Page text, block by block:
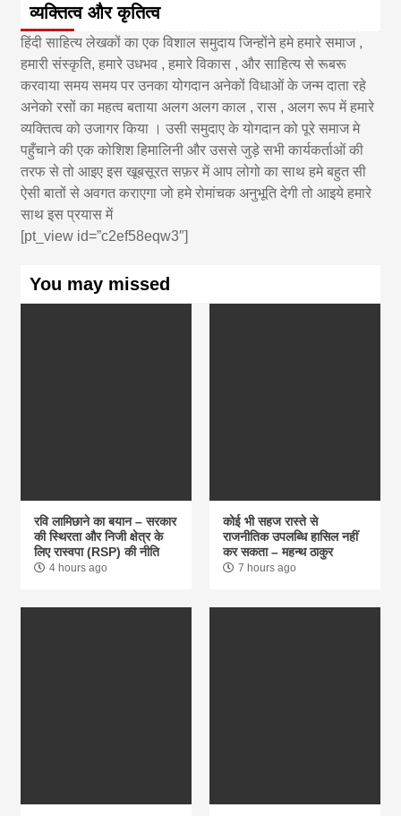
व्यक्तित्व और कृतित्व
हिंदी साहित्य लेखकों का एक विशाल समुदाय जिन्होंने हमे हमारे समाज ,
हमारी संस्कृति, हमारे उधभव , हमारे विकास , और साहित्य से रूबरू
करवाया समय समय पर उनका योगदान अनेकों विधाओं के जन्म दाता रहे
अनेको रसों का महत्व बताया अलग अलग काल , रास , अलग रूप में हमारे
व्यक्तित्व को उजागर किया । उसी समुदाए के योगदान को पूरे समाज मे
पहुँचाने की एक कोशिश हिमालिनी और उससे जुड़े सभी कार्यकर्ताओं की
तरफ से तो आइए इस खूबसूरत सफ़र में आप लोगो का साथ हमे बहुत सी
ऐसी बातों से अवगत कराएगा जो हमे रोमांचक अनुभूति देगी तो आइये हमारे
साथ इस प्रयास में
[pt_view id=”c2ef58eqw3″]
You may missed
रवि लामिछाने का बयान – सरकार
की स्थिरता और निजी क्षेत्र के
लिए रास्वपा (RSP) की नीति
4 hours ago
कोई भी सहज रास्ते से
राजनीतिक उपलब्धि हासिल नहीं
कर सकता – महन्थ ठाकुर
7 hours ago